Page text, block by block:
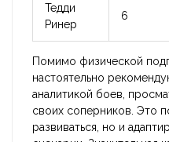
Тедди
Ринер
6
Помимо физической
настоятельно
аналитикой боев,
своих соперников. Это
развиваться, но и